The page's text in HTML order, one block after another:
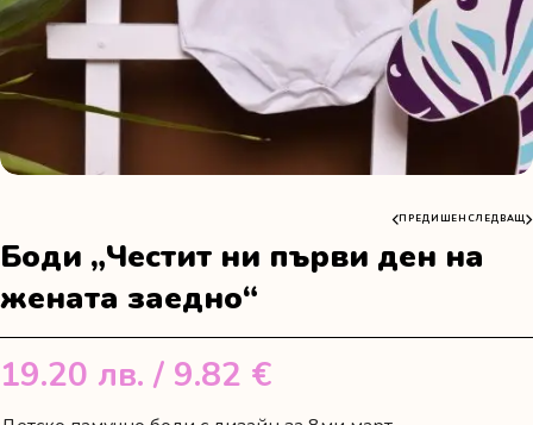
ПРЕДИШЕН СЛЕДВАЩ
Боди „Честит ни първи ден на
жената заедно“
19.20 лв. / 9.82 €